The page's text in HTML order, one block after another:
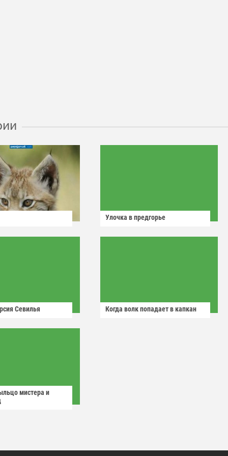
Улочка в предгорье
Севилья Когда волк попадает в капкан
мистера и